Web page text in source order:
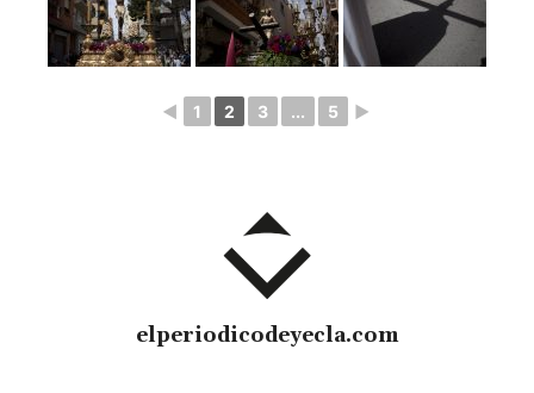
◄ 1 2 3 ... 5 ►
elperiodicodeyecla.com